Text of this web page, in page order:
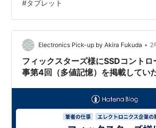
のか、気になる方も多いのではないでし
今回は、Newluck PS4コントローラーを
その特徴や使用感、口コミなどを徹底的
した。 PS4やスマホとの接続方法、バッ
気にな…
#タブレット
Electronics Pick-up by Akira Fukuda • 2
フィックスターズ様にSSDコント
事第4回（多値記憶）を掲載してい